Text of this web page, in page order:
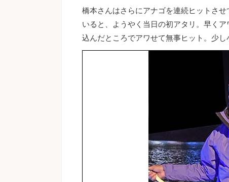
橋本さんはさらにアナゴを連続ヒットさ
いると、ようやく当日の初アタリ。早く
込んだところでアワせて無事ヒット。少